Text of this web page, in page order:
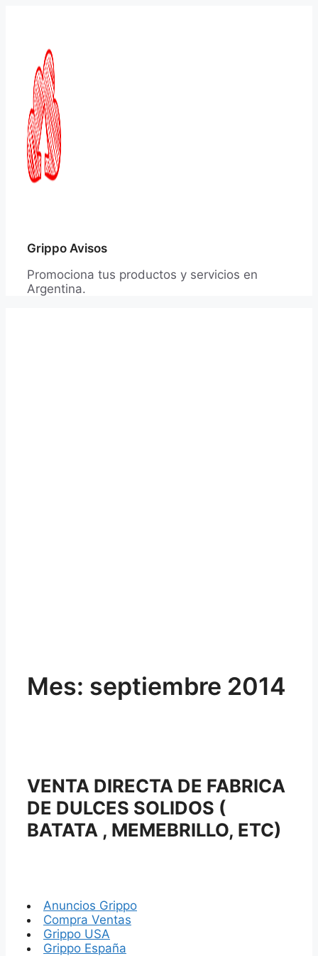
Grippo Avisos
Promociona tus productos y servicios en
Argentina.
Mes: septiembre 2014
VENTA DIRECTA DE FABRICA
DE DULCES SOLIDOS (
BATATA , MEMEBRILLO, ETC)
Anuncios Grippo
Compra Ventas
Grippo USA
Grippo España